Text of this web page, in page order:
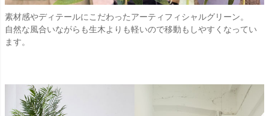
素材感やディテールにこだわったアーティフィシャルグリーン。
自然な風合いながらも生木よりも軽いので移動もしやすくなってい
ます。